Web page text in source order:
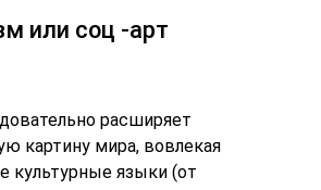
или соц -арт
расширяет
картину мира, вовлекая
культурные языки (от